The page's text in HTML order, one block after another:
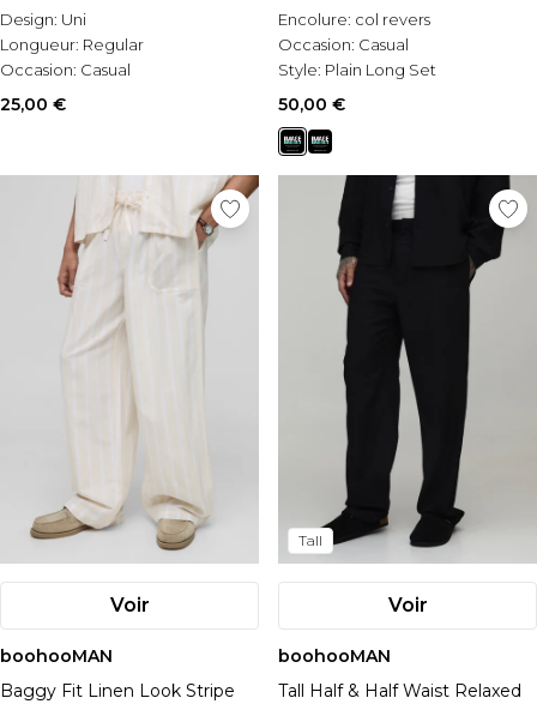
Design: Uni
Longueur: Regular
Occasion: Casual
25,00 €
Encolure: col revers
Occasion: Casual
Style: Plain Long Set
50,00 €
Voir
boohooMAN
Baggy Fit Linen Look Stripe
Tall
Voir
boohooMAN
Tall Half & Half Waist Relaxed